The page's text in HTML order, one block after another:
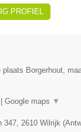
PROFIEL
plaats Borgerhout,
Google maps ▼
347, 2610 Wilrijk (